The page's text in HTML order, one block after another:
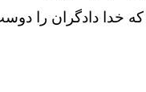
خدا دادگران را